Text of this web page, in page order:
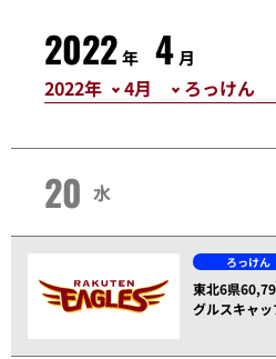
2022年 4 月
20 水
ろっけん
東北6県
グルスキャ